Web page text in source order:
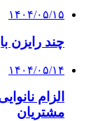
۱۴۰۴/۰۵/۱۵
چند رایزن
۱۴۰۴/۰۵/۱۴
الزام
مشتریان